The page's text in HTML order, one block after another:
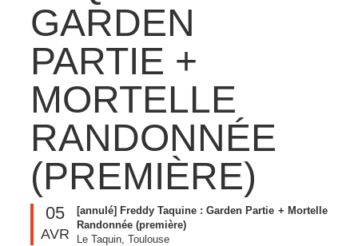
GARDEN
PARTIE +
MORTELLE
RANDONNÉE
(PREMIÈRE)
05
AVR
[annulé] Freddy Taquine : Garden Partie + Mortelle
Randonnée (première)
Le Taquin, Toulouse